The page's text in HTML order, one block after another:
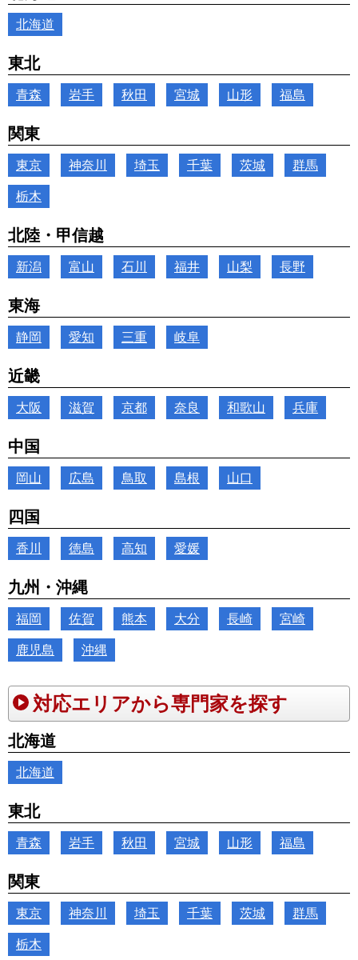
北海道
東北
青森 岩手 秋田 宮城 山形 福島
関東
東京 神奈川 埼玉 千葉 茨城 群馬
栃木
北陸・甲信越
新潟 富山 石川 福井 山梨 長野
東海
静岡 愛知 三重 岐阜
近畿
大阪 滋賀 京都 奈良 和歌山 兵庫
中国
岡山 広島 鳥取 島根 山口
四国
香川 徳島 高知 愛媛
九州・沖縄
福岡 佐賀 熊本 大分 長崎 宮崎
鹿児島 沖縄
対応エリアから専門家を探す
北海道
北海道
東北
青森 岩手 秋田 宮城 山形 福島
関東
東京 神奈川 埼玉 千葉 茨城 群馬
栃木